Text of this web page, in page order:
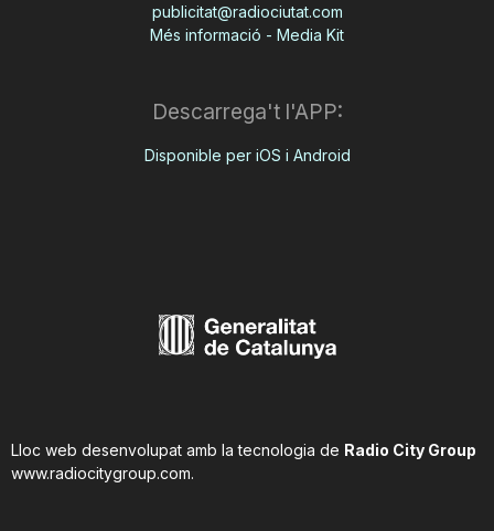
publicitat@radiociutat.com
Més informació - Media Kit
Descarrega't l'APP:
Disponible per iOS i Android
Lloc web desenvolupat amb la tecnologia de Radio City Group
www.radiocitygroup.com.